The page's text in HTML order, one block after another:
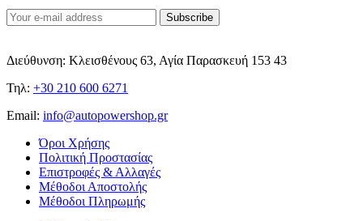
Subscribe
Διεύθυνση: Κλεισθένους 63, Αγία Παρασκευή 153 43
Τηλ: +30 210 600 6271
Email: info@autopowershop.gr
Όροι Χρήσης
Πολιτική Προστασίας
Επιστροφές & Αλλαγές
Μέθοδοι Αποστολής
Μέθοδοι Πληρωμής